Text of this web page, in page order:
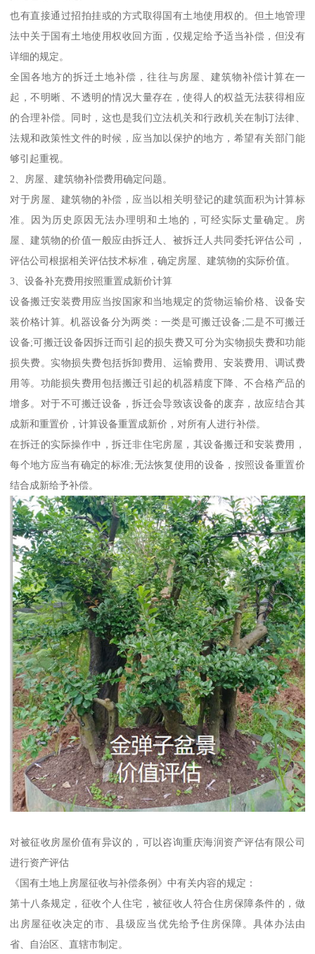
也有直接通过招拍挂或的方式取得国有土地使用权的。但土地管理
法中关于国有土地使用权收回方面，仅规定给予适当补偿，但没有
详细的规定。
全国各地方的拆迁土地补偿，往往与房屋、建筑物补偿计算在一
起，不明晰、不透明的情况大量存在，使得人的权益无法获得相应
的合理补偿。同时，这也是我们立法机关和行政机关在制订法律、
法规和政策性文件的时候，应当加以保护的地方，希望有关部门能
够引起重视。
2、房屋、建筑物补偿费用确定问题。
对于房屋、建筑物的补偿，应当以相关明登记的建筑面积为计算标
准。因为历史原因无法办理明和土地的，可经实际丈量确定。房
屋、建筑物的价值一般应由拆迁人、被拆迁人共同委托评估公司，
评估公司根据相关评估技术标准，确定房屋、建筑物的实际价值。
3、设备补充费用按照重置成新价计算
设备搬迁安装费用应当按国家和当地规定的货物运输价格、设备安
装价格计算。机器设备分为两类：一类是可搬迁设备;二是不可搬迁
设备;可搬迁设备因拆迁而引起的损失费又可分为实物损失费和功能
损失费。实物损失费包括拆卸费用、运输费用、安装费用、调试费
用等。功能损失费用包括搬迁引起的机器精度下降、不合格产品的
增多。对于不可搬迁设备，拆迁会导致该设备的废弃，故应结合其
成新和重置价，计算设备重置成新价，对所有人进行补偿。
在拆迁的实际操作中，拆迁非住宅房屋，其设备搬迁和安装费用，
每个地方应当有确定的标准;无法恢复使用的设备，按照设备重置价
结合成新给予补偿。
对被征收房屋价值有异议的，可以咨询重庆海润资产评估有限公司
进行资产评估
《国有土地上房屋征收与补偿条例》中有关内容的规定：
第十八条规定，征收个人住宅，被征收人符合住房保障条件的，做
出房屋征收决定的市、县级应当优先给予住房保障。具体办法由
省、自治区、直辖市制定。